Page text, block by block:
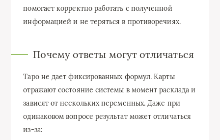
помогает корректно работать с полученной
информацией и не теряться в противоречиях.
Почему ответы могут отличаться
Таро не дает фиксированных формул. Карты
отражают состояние системы в момент расклада и
зависят от нескольких переменных. Даже при
одинаковом вопросе результат может отличаться
из-за: